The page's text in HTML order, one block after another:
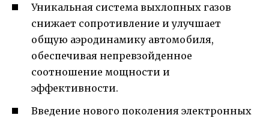
Уникальная система выхлопных газов
снижает сопротивление и улучшает
общую аэродинамику автомобиля,
обеспечивая непревзойденное
соотношение мощности и
эффективности.
Введение нового поколения электронных